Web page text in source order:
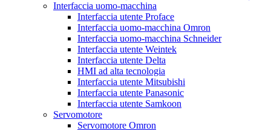
Interfaccia uomo-macchina
Interfaccia utente Proface
Interfaccia uomo-macchina Omron
Interfaccia uomo-macchina Schneider
Interfaccia utente Weintek
Interfaccia utente Delta
HMI ad alta tecnologia
Interfaccia utente Mitsubishi
Interfaccia utente Panasonic
Interfaccia utente Samkoon
Servomotore
Servomotore Omron